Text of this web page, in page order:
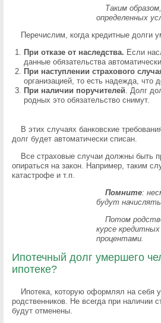
Таким
определенных
Перечислим, когда кредитные долги
При отказе от наследства. Если
данные обязательства
При наступлении страхового
организацией, то есть надежда, что
При наличии поручителей. Долг
родных это обязательство снимут.
В этих случаях банковские
долг будет автоматически списан.
Все страховые случаи должны быть
опираться на закон. Например, таким
катастрофе и т.п.
Помните:
будут
Потом
курсе
процентами.
Ипотечный долг умершего
ипотеке?
Ипотека, которую оформлял на себя
родственников. Не всегда при наличии
будут отменены.